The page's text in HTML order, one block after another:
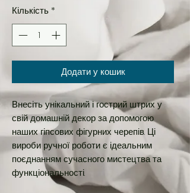
Кількість *
Додати у кошик
Внесіть унікальний і гострий штрих у
свій домашній декор за допомогою
наших гіпсових фігурних черепів. Ці
вироби ручної роботи є ідеальним
поєднанням сучасного мистецтва та
функціональності.